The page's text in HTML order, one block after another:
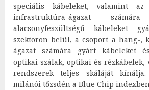
speciális kábeleket, valamint
infrastruktúra-ágazat
alacsonyfeszültségű kábeleket
szektoron belül, a csoport a hang-,
ágazat számára gyárt kábeleket
optikai szálak, optikai és rézkábelek,
rendszerek teljes skáláját
milánói tőzsdén a Blue Chip